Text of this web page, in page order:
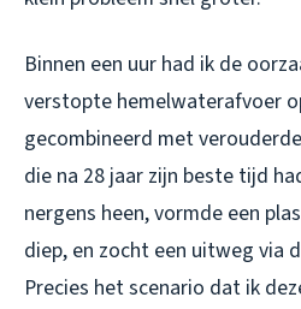
Binnen een uur had ik de
verstopte hemelwaterafvoer
gecombineerd met
die na 28 jaar zijn beste tijd
nergens heen, vormde een
diep, en zocht een uitweg via
Precies het scenario dat ik